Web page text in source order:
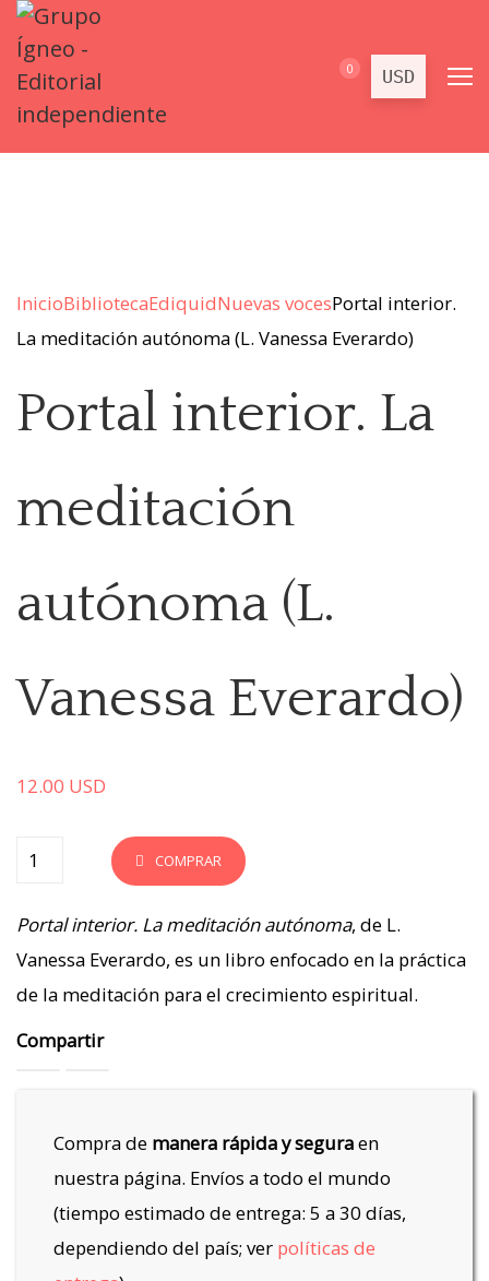
0
InicioBibliotecaEdiquidNuevas vocesPortal interior.
La meditación autónoma (L. Vanessa Everardo)
Portal interior. La
meditación
autónoma (L.
Vanessa Everardo)
12.00 USD
COMPRAR
Portal interior. La meditación autónoma, de L.
Vanessa Everardo, es un libro enfocado en la práctica
de la meditación para el crecimiento espiritual.
Compartir
Compra de manera rápida y seguraen
nuestra página. Envíos a todo el mundo
(tiempo estimado de entrega: 5 a 30 días,
dependiendo del país; ver políticas de